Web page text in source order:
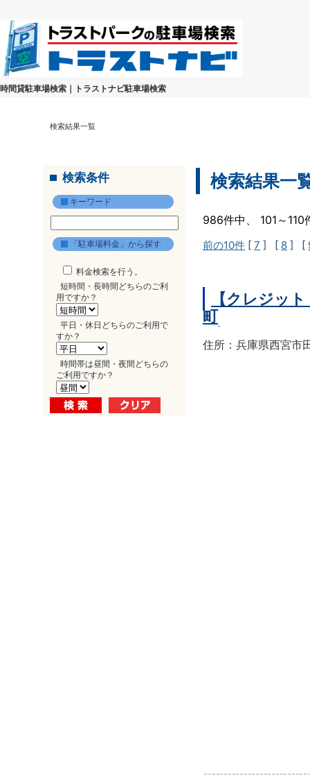
時間貸駐車場検索｜トラストナビ駐車場検索
検索結果一覧
検索条件
キーワード
「駐車場料金」から探す
料金検索を行う。
短時間・長時間どちらのご利
用ですか？
平日・休日どちらのご利用で
すか？
時間帯は昼間・夜間どちらの
ご利用ですか？
検索結果一
986件中、 101～
前の10件 [ 7 ] [ 8 ] [
【クレジッ
町
住所：兵庫県西宮市